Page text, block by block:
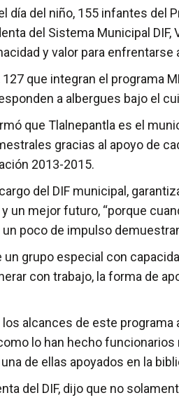
día del niño, 155 infantes
del Sistema Municipal
y valor para enfrentarse
que integran el programa
a albergues bajo el
que Tlalnepantla es el
gracias al apoyo de
2013-2015.
del DIF municipal,
un mejor futuro, “porque
poco de impulso
un grupo especial con
con trabajo, la forma de
alcances de este
lo han hecho
de ellas apoyados en la
del DIF, dijo que no